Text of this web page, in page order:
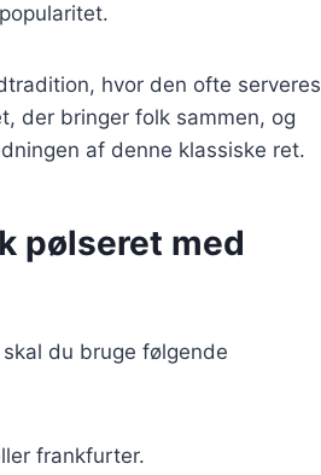
hvor den ofte serveres
der bringer folk sammen, og
af denne klassiske ret.
pølseret med
du bruge følgende
frankfurter.